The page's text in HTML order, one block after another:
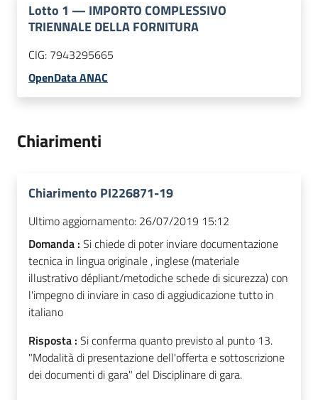
Lotto 1 — IMPORTO COMPLESSIVO
TRIENNALE DELLA FORNITURA
CIG: 7943295665
OpenData ANAC
Chiarimenti
Chiarimento PI226871-19
Ultimo aggiornamento: 26/07/2019 15:12
Domanda : Si chiede di poter inviare documentazione
tecnica in lingua originale , inglese (materiale
illustrativo dépliant/metodiche schede di sicurezza) con
l'impegno di inviare in caso di aggiudicazione tutto in
italiano
Risposta : Si conferma quanto previsto al punto 13.
"Modalità di presentazione dell'offerta e sottoscrizione
dei documenti di gara" del Disciplinare di gara.